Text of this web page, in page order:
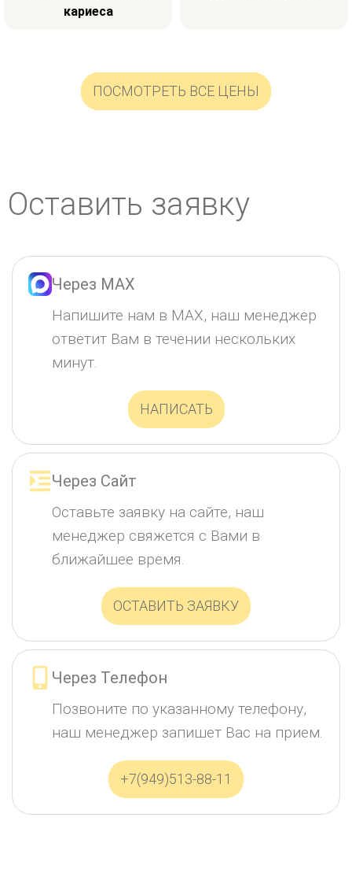
кариеса
ПОСМОТРЕТЬ ВСЕ ЦЕНЫ
Оставить заявку
Через MAX
Напишите нам в MAX, наш менеджер
ответит Вам в течении нескольких
минут.
НАПИСАТЬ
Через Сайт
Оставьте заявку на сайте, наш
менеджер свяжется с Вами в
ближайшее время.
ОСТАВИТЬ ЗАЯВКУ
Через Телефон
Позвоните по указанному телефону,
наш менеджер запишет Вас на прием.
+7(949)513-88-11